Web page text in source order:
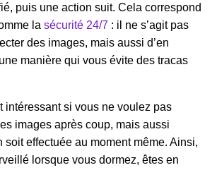
puis une action suit. Cela correspond
la sécurité 24/7 : il ne s’agit pas
des images, mais aussi d’en
manière qui vous évite des tracas
intéressant si vous ne voulez pas
images après coup, mais aussi
soit effectuée au moment même. Ainsi,
lorsque vous dormez, êtes en